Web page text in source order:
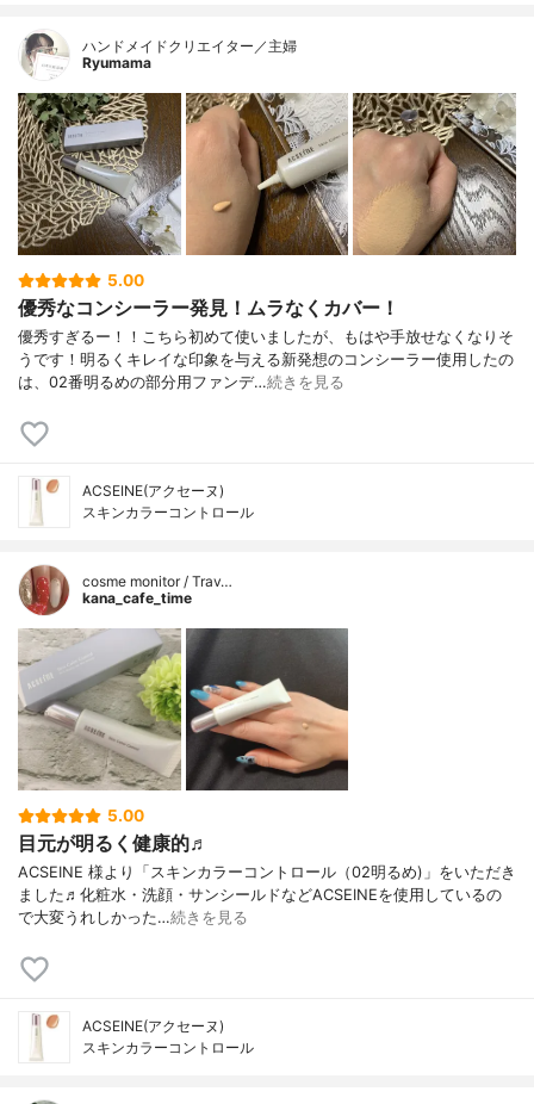
ハンドメイドクリエイター／主婦
Ryumama
5.00
優秀なコンシーラー発見！ムラなくカバー！
優秀すぎるー！！こちら初めて使いましたが、もはや手放せなくなりそ
うです！明るくキレイな印象を与える新発想のコンシーラー使用したの
は、02番明るめの部分用ファンデ…続きを見る
ACSEINE(アクセーヌ)
スキンカラーコントロール
cosme monitor / Trav…
kana_cafe_time
5.00
目元が明るく健康的♬
ACSEINE 様より「スキンカラーコントロール（02明るめ)」をいただき
ました♬化粧水・洗顔・サンシールドなどACSEINEを使用しているの
で大変うれしかった…続きを見る
ACSEINE(アクセーヌ)
スキンカラーコントロール